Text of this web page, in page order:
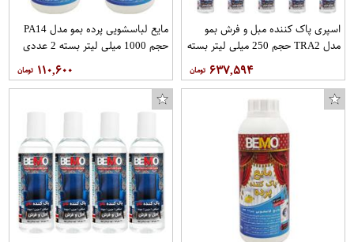
اسپری پاک کننده مبل و فرش بمو
مدل TRA2 حجم 250 میلی لیتر بسته
۶۳۷,۵۹۴
مایع لباسشویی پرده بمو مدل PA14
حجم 1000 میلی لیتر بسته 2 عددی
۱۱۰,۶۰۰